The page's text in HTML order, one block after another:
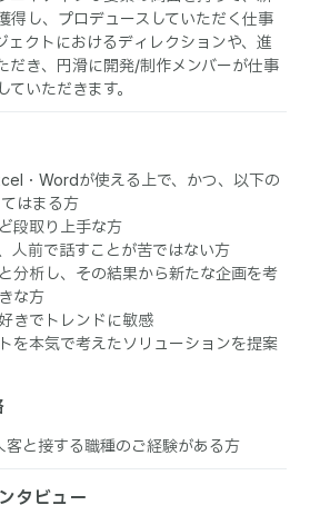
得し、プロデュースしていただく仕事
ェクトにおけるディレクションや、進
だき、円滑に開発/制作メンバーが仕事
いただきます。
・Wordが使える上で、かつ、以下の
はまる方
段取り上手な方
人前で話すことが苦ではない方
分析し、その結果から新たな企画を考
な方
きでトレンドに敏感
を本気で考えたソリューションを提案
客と接する職種のご経験がある方
タビュー